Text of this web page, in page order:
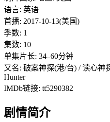
语言: 英语
首播: 2017-10-13(美国)
季数: 1
集数: 10
单集片长: 34–60分钟
又名: 破案神探(港/台) / 读心神
Hunter
IMDb链接: tt5290382
剧情简介